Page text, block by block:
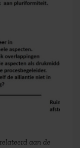
aan de